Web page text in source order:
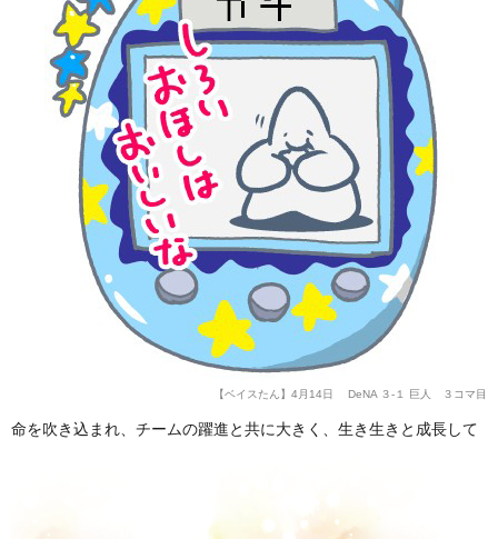
【ベイスたん】4月14日 DeNA ３-１ 巨人 ３コマ目
命を吹き込まれ、チームの躍進と共に大きく、生き生きと成長して